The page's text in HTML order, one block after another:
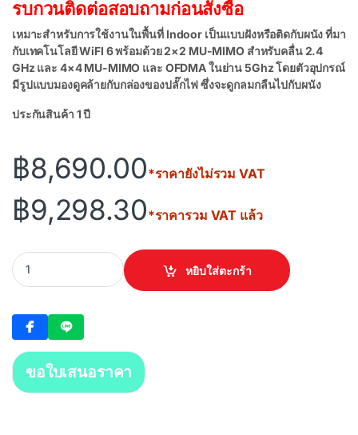
รบกวนติดต่อสอบถามก่อนสั่งซื้อ
เหมาะสำหรับการใช้งานในพื้นที่ Indoor เป็นแบบฝังหรือติดกับผนัง ที่มา
กับเทคโนโลยี WiFI 6 พร้อมด้วย 2×2 MU-MIMO สำหรับคลื่น 2.4
GHz และ 4×4 MU-MIMO และ OFDMA ในย่าน 5Ghz โดยตัวอุปกรณ์
มีรูปแบบมองดูคล้ายกับกล่องของปลั๊กไฟ ซึ่งจะดูกลมกลืนไปกับผนัง
ประกันสินค้า 1 ปี
฿8,690.00*ราคายังไม่รวม VAT
฿9,298.30*ราคารวม VAT แล้ว
UBIQUITI UniFi U6 In-Wall quantity
หยิบใส่ตะกร้า
ขอใบเสนอราคา